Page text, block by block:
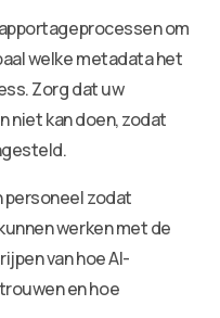
om
welke metadata het
Zorg dat uw
niet kan doen, zodat
personeel zodat
werken met de
van hoe AI-
en hoe